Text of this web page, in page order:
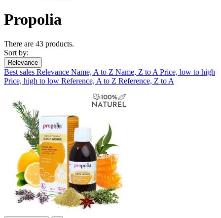
Propolia
There are 43 products.
Sort by:
Relevance
Best sales Relevance Name, A to Z Name, Z to A Price, low to high
Price, high to low Reference, A to Z Reference, Z to A